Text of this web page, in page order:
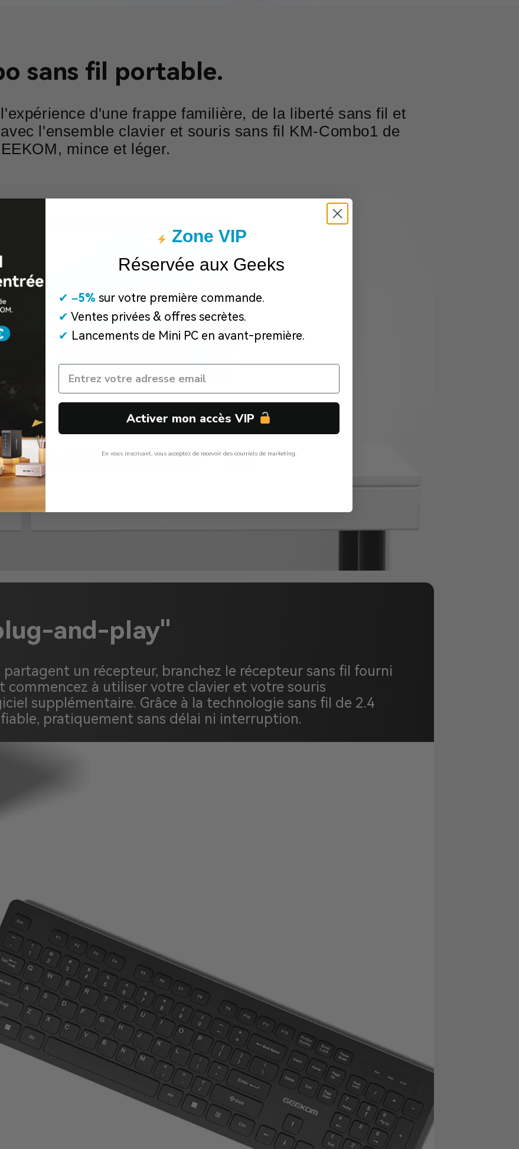
sans fil portable.
d'une frappe familière, de la liberté sans fil et
l'ensemble clavier et souris sans fil KM-Combo1 de
mince et léger.
and-play"
un récepteur, branchez le récepteur sans fil fourni
à utiliser votre clavier et votre souris
supplémentaire. Grâce à la technologie sans fil de 2.4
pratiquement sans délai ni interruption.
Zone VIP
Réservée aux Geeks
✔ –5% sur votre première commande.
✔ Ventes privées & offres secrètes.
✔ Lancements de Mini PC en avant-première.
Activer mon accès VIP
En vous inscrivant, vous acceptez de recevoir des courriels de marketing.